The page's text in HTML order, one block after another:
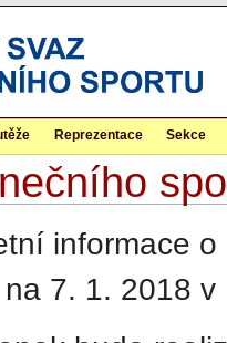
Reprezentace Sekce
informace
7. 1. 2018